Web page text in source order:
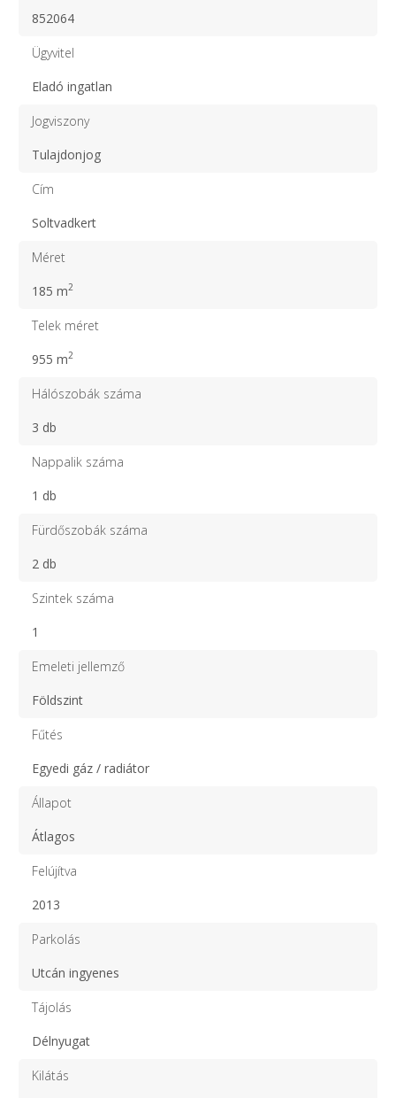
852064
Ügyvitel
Eladó ingatlan
Jogviszony
Tulajdonjog
Cím
Soltvadkert
Méret
185 m2
Telek méret
955 m2
Hálószobák száma
3 db
Nappalik száma
1 db
Fürdőszobák száma
2 db
Szintek száma
1
Emeleti jellemző
Földszint
Fűtés
Egyedi gáz / radiátor
Állapot
Átlagos
Felújítva
2013
Parkolás
Utcán ingyenes
Tájolás
Délnyugat
Kilátás